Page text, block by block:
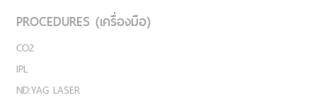
PROCEDURES (เครื่องมือ)
CO2
IPL
ND:YAG LASER